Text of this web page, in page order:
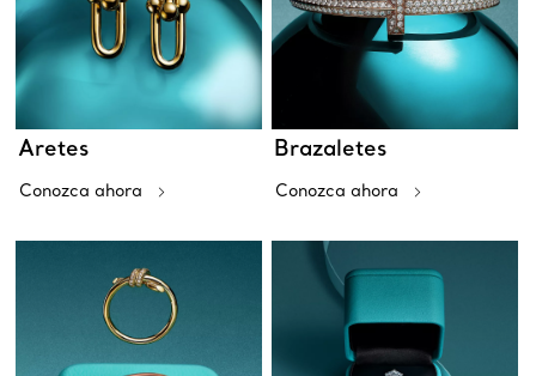
Aretes
Conozca ahora
Brazaletes
Conozca ahora